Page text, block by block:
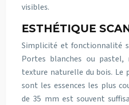
visibles.
ESTHÉTIQUE
Simplicité et fonctionnalité
Portes blanches ou
texture naturelle du bois. Le
sont les essences les plus
de 35 mm est souvent